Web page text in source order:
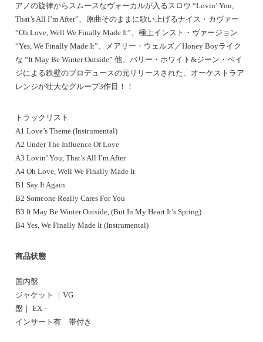
アノの旋律からスムースなヴォーカルが入るスロウ “Lovin’ You,
That’s All I’m After”、原曲そのままに歌い上げるナイス・カヴァー
“Oh Love, Well We Finally Made It”、極上インスト・ヴァージョン
“Yes, We Finally Made It”、メアリー・ウェルズ／Honey Boyライク
な “It May Be Winter Outside” 他、バリー・ホワイト&ジーン・ペイ
ジによる鉄壁のプロデュースの元リリースされた、オーケストラア
レンジが壮大なグループ3作目！！
トラックリスト
A1 Love’s Theme (Instrumental)
A2 Under The Influence Of Love
A3 Lovin’ You, That’s All I’m After
A4 Oh Love, Well We Finally Made It
B1 Say It Again
B2 Someone Really Cares For You
B3 It May Be Winter Outside, (But In My Heart It’s Spring)
B4 Yes, We Finally Made It (Instrumental)
商品状態
国内盤
ジャケット ｜VG
盤｜ EX –
インサート有 帯付き